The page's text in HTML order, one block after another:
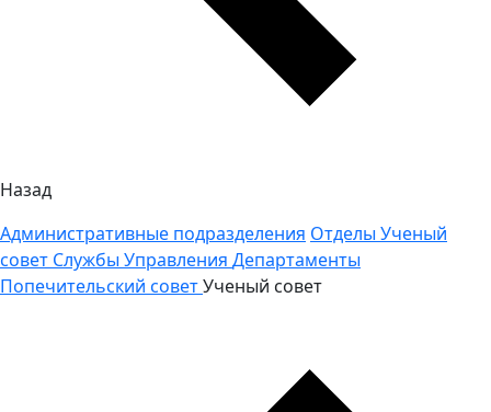
Назад
Административные подразделения Отделы Ученый
совет Службы Управления Департаменты
Попечительский советУченый совет